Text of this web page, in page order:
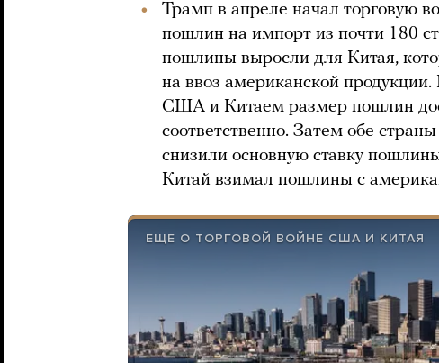
Трамп в апреле начал торговую
пошлин на импорт из почти 180
пошлины выросли для Китая,
на ввоз американской
США и Китаем размер пошлин
соответственно. Затем обе
снизили основную ставку
Китай взимал пошлины с
ЕЩЕ О ТОРГОВОЙ ВОЙНЕ США И КИТАЯ